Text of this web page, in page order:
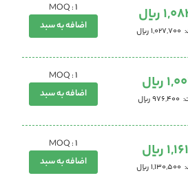
ریال
1,027,700 ریال
MOQ : 1
اضافه به سبد
ریال
976,400 ریال
MOQ : 1
اضافه به سبد
ریال
1,130,500 ریال
MOQ : 1
اضافه به سبد